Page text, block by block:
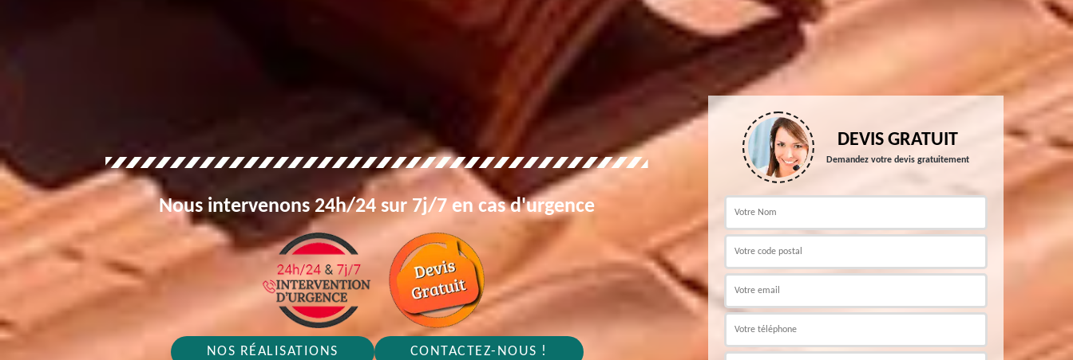
Nous intervenons 24h/24 sur 7j/7 en cas d'urgence
NOS RÉALISATIONS CONTACTEZ-NOUS !
DEVIS GRATUIT
Demandez votre devis gratuitement